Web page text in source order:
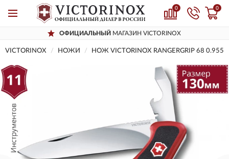
0 0
ОФИЦИАЛЬНЫЙМАГАЗИН VICTORINOX
VICTORINOX НОЖИ НОЖ VICTORINOX RANGERGRIP 68